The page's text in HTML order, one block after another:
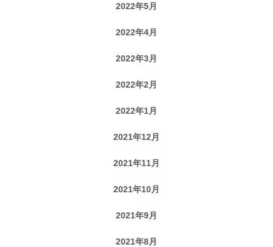
2022年5月
2022年4月
2022年3月
2022年2月
2022年1月
2021年12月
2021年11月
2021年10月
2021年9月
2021年8月